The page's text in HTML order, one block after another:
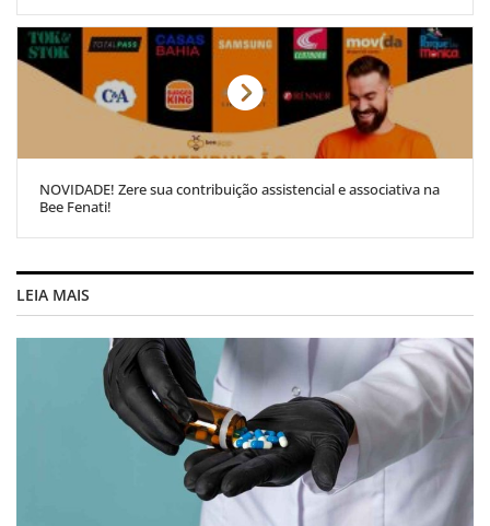
NOVIDADE! Zere sua contribuição assistencial e associativa na
Bee Fenati!
LEIA MAIS